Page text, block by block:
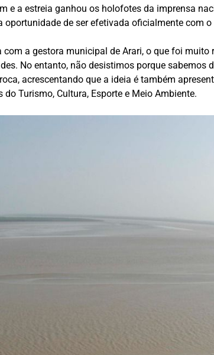
e a estreia ganhou os holofotes da imprensa
oportunidade de ser efetivada oficialmente com
a gestora municipal de Arari, o que foi
No entanto, não desistimos porque
acrescentando que a ideia é também
Turismo, Cultura, Esporte e Meio Ambiente.